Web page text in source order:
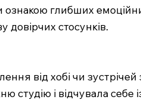
глибших
довірчих стосунків.
від хобі чи
студію і відчувала себе